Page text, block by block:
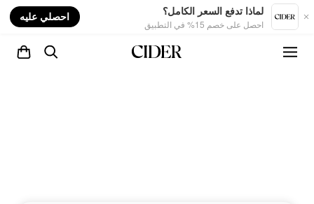
لماذا تدفع السعر الكامل؟
احصل على خصم 15% في التطبيق
احصلي عليه